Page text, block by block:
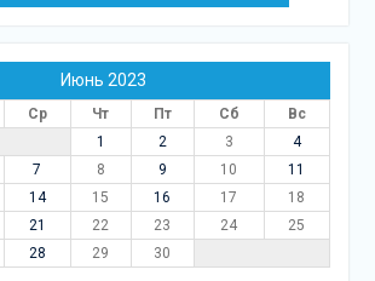
Июнь 2023
Ср Чт Пт Сб
Вс
1
2 3
4
7 8 9 10
11
14 15 16 17
18
21 22 23 24
25
28 29 30